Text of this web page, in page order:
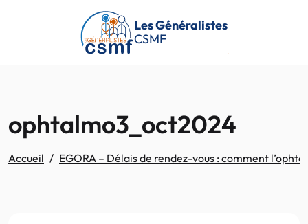
Passer au contenu principal
Les Généralistes
CSMF
ophtalmo3_oct2024
Accueil EGORA – Délais de rendez-vous : comment